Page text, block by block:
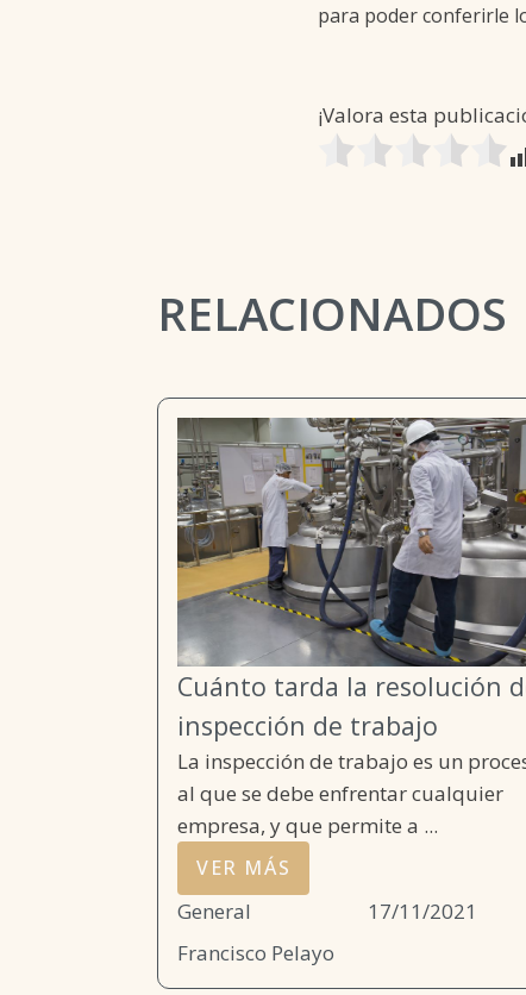
para poder conferirle
¡Valora esta
RELACIONADOS
Cuánto tarda la resolución
inspección de trabajo
La inspección de trabajo es un
al que se debe enfrentar cualquier
empresa, y que permite a ...
VER MÁS
General
17/11/2021
Francisco Pelayo